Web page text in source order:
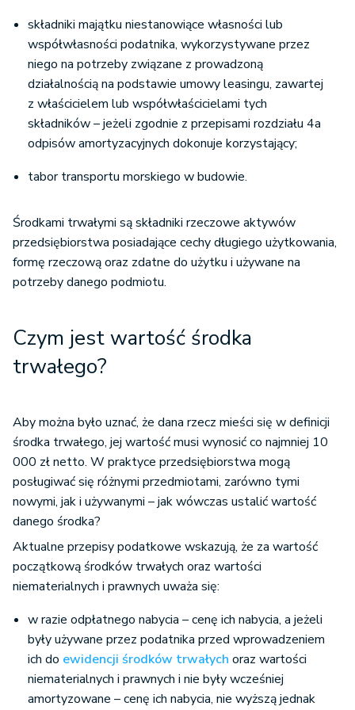
składniki majątku niestanowiące własności lub
współwłasności podatnika, wykorzystywane przez
niego na potrzeby związane z prowadzoną
działalnością na podstawie umowy leasingu, zawartej
z właścicielem lub współwłaścicielami tych
składników – jeżeli zgodnie z przepisami rozdziału 4a
odpisów amortyzacyjnych dokonuje korzystający;
tabor transportu morskiego w budowie.
Środkami trwałymi są składniki rzeczowe aktywów
przedsiębiorstwa posiadające cechy długiego użytkowania,
formę rzeczową oraz zdatne do użytku i używane na
potrzeby danego podmiotu.
Czym jest wartość środka
trwałego?
Aby można było uznać, że dana rzecz mieści się w definicji
środka trwałego, jej wartość musi wynosić co najmniej 10
000 zł netto. W praktyce przedsiębiorstwa mogą
posługiwać się różnymi przedmiotami, zarówno tymi
nowymi, jak i używanymi – jak wówczas ustalić wartość
danego środka?
Aktualne przepisy podatkowe wskazują, że za wartość
początkową środków trwałych oraz wartości
niematerialnych i prawnych uważa się:
w razie odpłatnego nabycia – cenę ich nabycia, a jeżeli
były używane przez podatnika przed wprowadzeniem
ich do ewidencji środków trwałych oraz wartości
niematerialnych i prawnych i nie były wcześniej
amortyzowane – cenę ich nabycia, nie wyższą jednak